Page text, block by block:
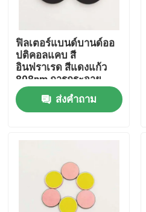
ควบคุมคุณภาพ
ติดต่อเรา
เครื่องกรองแผงไฟฟ้า
ฟลูเรสเซนซ์ แบนด์ปาสฟิลเต
ฟิลเตอร์แบนด์บานด์ออ
ปติคอลแคบ สี
อินฟราเรด สีแดงแก้ว
808nm การกระจาย
เสียงสูง
ส่งคำถาม